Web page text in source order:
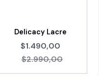
Delicacy Lacre
$1.490,00
$2.990,00